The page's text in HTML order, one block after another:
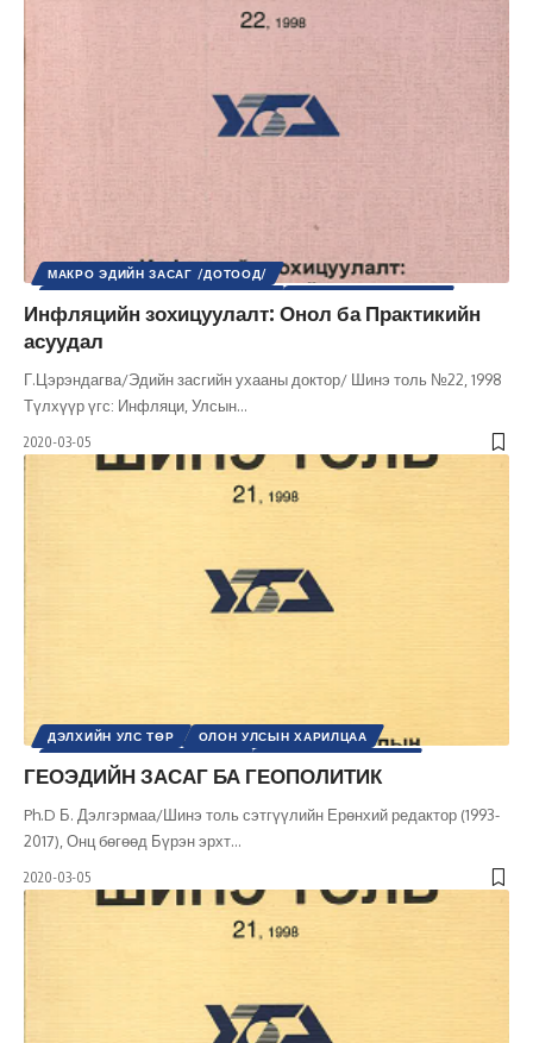
МАКРО ЭДИЙН ЗАСАГ /ДОТООД/
ШИНЭ ТОЛЬ СЭТГҮҮЛ
ЭДИЙН ЗАСАГ
Инфляцийн зохицуулалт: Онол ба Практикийн
асуудал
Г.Цэрэндагва/Эдийн засгийн ухааны доктор/ Шинэ толь №22, 1998
Түлхүүр үгс: Инфляци, Улсын…
2020-03-05
ДЭЛХИЙН УЛС ТӨР
ОЛОН УЛСЫН ХАРИЛЦАА
ЭДИЙН ЗАСАГ
ГЕОЭДИЙН ЗАСАГ БА ГЕОПОЛИТИК
Ph.D Б. Дэлгэрмаа/Шинэ толь сэтгүүлийн Ерөнхий редактор (1993-
2017), Онц бөгөөд Бүрэн эрхт…
2020-03-05